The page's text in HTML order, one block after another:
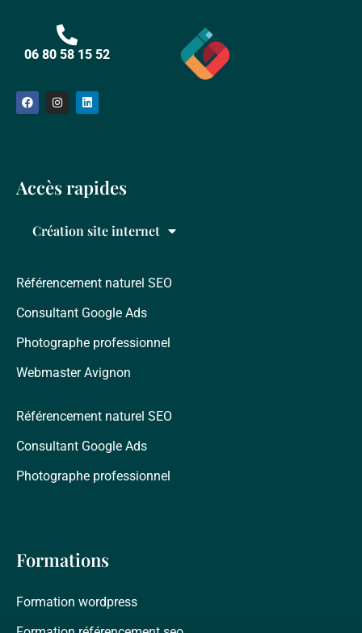
06 80 58 15 52
Accès rapides
Création site internet
Référencement naturel SEO
Consultant Google Ads
Photographe professionnel
Webmaster Avignon
Référencement naturel SEO
Consultant Google Ads
Photographe professionnel
Formations
Formation wordpress